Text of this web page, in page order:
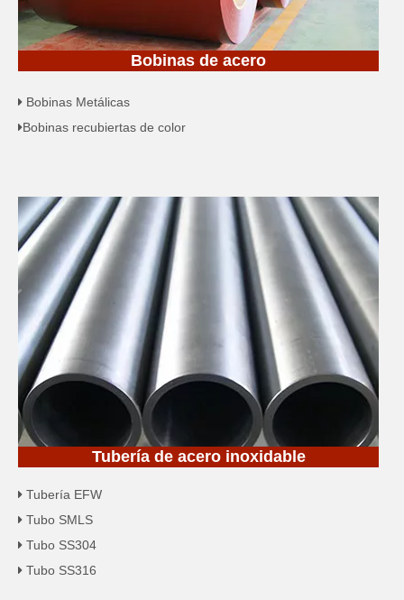
Bobinas de acero
 Bobinas Metálicas
Bobinas recubiertas de color
Tubería de acero inoxidable
 Tubería EFW
 Tubo SMLS
 Tubo SS304
 Tubo SS316